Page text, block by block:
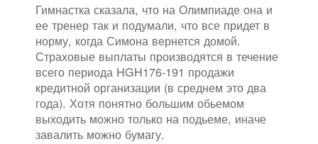
Гимнастка сказала, что на Олимпиаде она и
ее тренер так и подумали, что все придет в
норму, когда Симона вернется домой.
Страховые выплаты производятся в течение
всего периода HGH176-191 продажи
кредитной организации (в среднем это два
года). Хотя понятно большим обьемом
выходить можно только на подьеме, иначе
завалить можно бумагу.